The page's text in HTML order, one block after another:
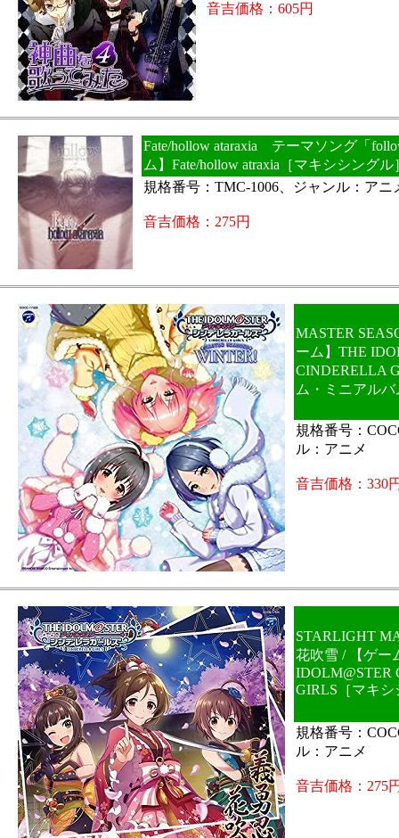
音吉価格：605円
Fate/hollow ataraxia テーマソング「
ム】Fate/hollow atraxia［マキシシングル
規格番号：TMC-1006、ジャンル：アニ
音吉価格：275円
MASTER
ーム】THE
CINDERELLA
ム・ミニアルバ
規格番号：
ル：アニメ
音吉価格：330
STARLIGHT
花吹雪 / 【ゲー
IDOLM@STER
GIRLS［マキシ
規格番号：
ル：アニメ
音吉価格：275